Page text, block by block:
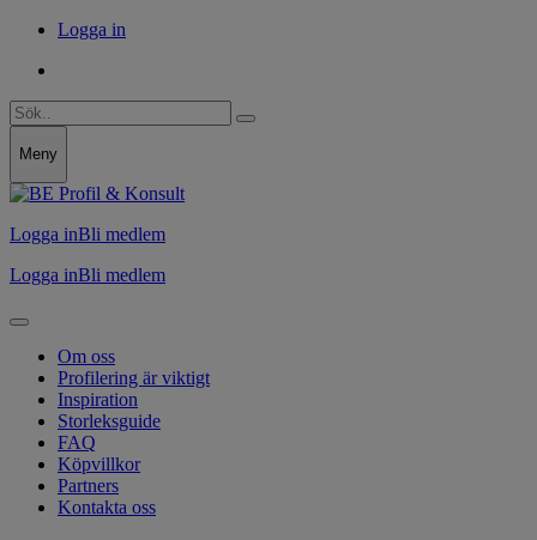
Logga in
Meny
Logga inBli medlem
Logga inBli medlem
Om oss
Profilering är viktigt
Inspiration
Storleksguide
FAQ
Köpvillkor
Partners
Kontakta oss